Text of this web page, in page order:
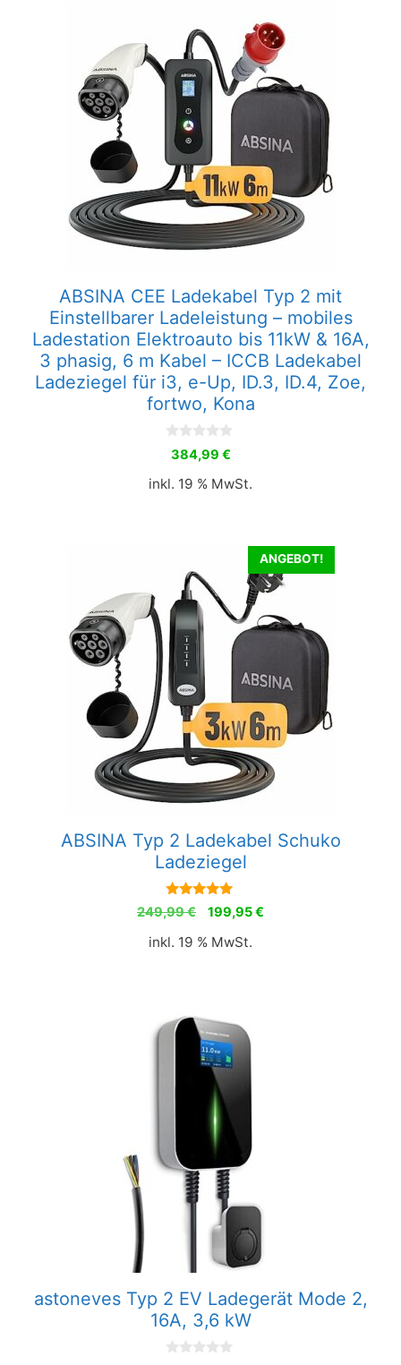
ABSINA CEE Ladekabel Typ 2 mit
Einstellbarer Ladeleistung – mobiles
Ladestation Elektroauto bis 11kW & 16A,
3 phasig, 6 m Kabel – ICCB Ladekabel
Ladeziegel für i3, e-Up, ID.3, ID.4, Zoe,
fortwo, Kona
0
v
n
384,99 €
inkl. 19 % MwSt.
ANGEBOT!
ABSINA Typ 2 Ladekabel Schuko
Ladeziegel
5.00
von 5
249,99€
Ursprünglicher
war:
199,95€
inkl. 19 % MwSt.
astoneves Typ 2 EV Ladegerät Mode 2,
16A, 3,6 kW